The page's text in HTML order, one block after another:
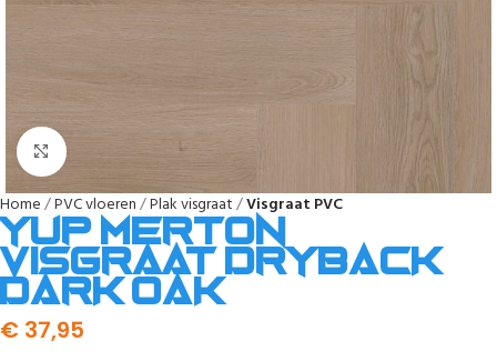
Home PVC vloeren Plak visgraat Visgraat PVC
YUP Merton
visgraat dryback
dark oak
€ 37,95
Afbeelding vergroten